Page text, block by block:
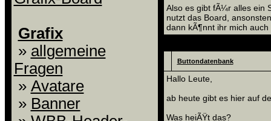
Grafix
» allgemeine
Fragen
» Avatare
» Banner
Also es gibt fÃ¼r alles ein
nutzt das Board,
dann kÃ¶nnt ihr mich
Buttondatenbank
Hallo Leute,
ab heute gibt es hier auf
Was heiÃŸt das?